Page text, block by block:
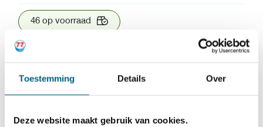
Toestemming Details Over
Deze website maakt gebruik van cookies.
46 op voorraad
SKU: